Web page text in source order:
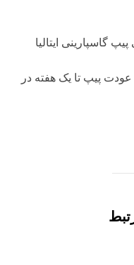
گاسپارینی ایتالیا
پیپ تا یک هفته در